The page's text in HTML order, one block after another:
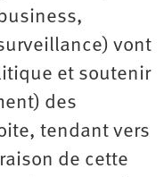
vont
et soutenir
des
tendant vers
de cette